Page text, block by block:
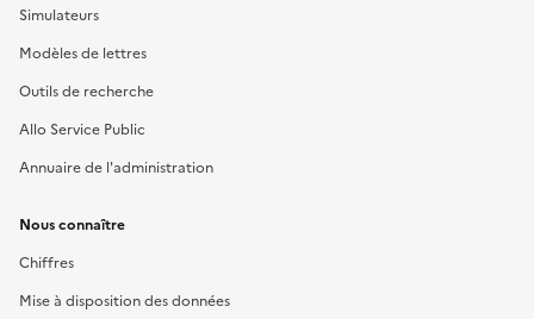
Simulateurs
Modèles de lettres
Outils de recherche
Allo Service Public
Annuaire de l'administration
Nous connaître
Chiffres
Mise à disposition des données